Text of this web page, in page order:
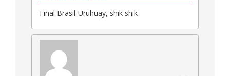
Final Brasil-Uruhuay, shik shik